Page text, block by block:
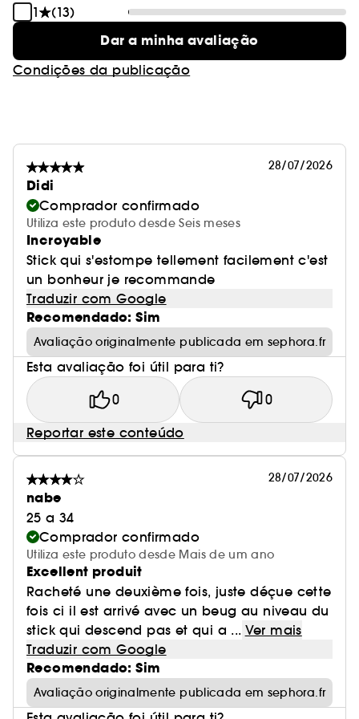
Fórmula sem:
- Ingredientes de origem animal
- Glúten
1
(13)
Dar a minha avaliação
Condições da publicação
28/07/2026
Didi
Comprador confirmado
Utiliza este produto desde Seis meses
Incroyable
Stick qui s'estompe tellement facilement c'est
un bonheur je recommande
Traduzir com Google
Recomendado: Sim
Avaliação originalmente publicada em sephora.fr
Esta avaliação foi útil para ti?
0 0
Reportar este conteúdo
28/07/2026
nabe
25 a 34
Comprador confirmado
Utiliza este produto desde Mais de um ano
Excellent produit
Racheté une deuxième fois, juste déçue cette
fois ci il est arrivé avec un beug au niveau du
stick qui descend pas et qui a ... Ver mais
Traduzir com Google
Recomendado: Sim
Avaliação originalmente publicada em sephora.fr